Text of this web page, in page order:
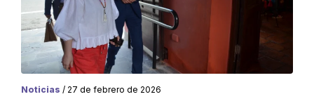
Noticias / 27 de febrero de 2026